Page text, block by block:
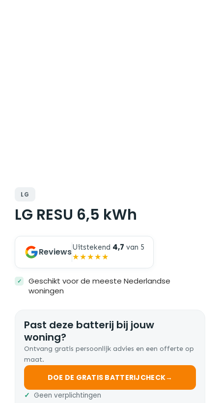
LG
LG RESU 6,5 kWh
ReviewsUitstekend 4,7 van 5
★★★★★
Geschikt voor de meeste Nederlandse
woningen
Past deze batterij bij jouw
woning?
Ontvang gratis persoonlijk advies en een offerte op
maat.
DOE DE GRATIS BATTERIJCHECK→
Geen verplichtingen